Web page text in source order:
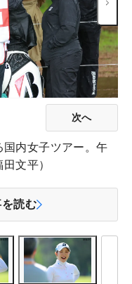
次へ
内女子ツアー。午
文平）
読む